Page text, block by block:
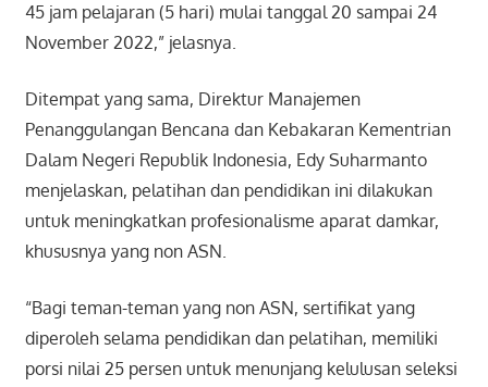
45 jam pelajaran (5 hari) mulai tanggal 20 sampai 24
November 2022,” jelasnya.
Ditempat yang sama, Direktur Manajemen
Penanggulangan Bencana dan Kebakaran Kementrian
Dalam Negeri Republik Indonesia, Edy Suharmanto
menjelaskan, pelatihan dan pendidikan ini dilakukan
untuk meningkatkan profesionalisme aparat damkar,
khususnya yang non ASN.
“Bagi teman-teman yang non ASN, sertifikat yang
diperoleh selama pendidikan dan pelatihan, memiliki
porsi nilai 25 persen untuk menunjang kelulusan seleksi